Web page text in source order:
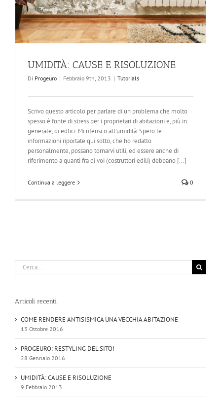
UMIDITÀ: CAUSE E RISOLUZIONE
Di Progeuro | Febbraio 9th, 2013 | Tutorials
Scrivo questo articolo per parlare di un problema che molto
spesso è fonte di stress per i proprietari di abitazioni e, più in
generale, di edfici. Mi riferisco all’umidità. Spero le
informazioni riportate qui sotto, che ho redatto
personalmente, possano tornarvi utili, ed essere anche di
riferimento a quanti fra di voi (costruttori edili) debbano [...]
Continua a leggere 0
Cerca
per:
Articoli recenti
COME RENDERE ANTISISMICA UNA VECCHIA ABITAZIONE
13 Ottobre 2016
PROGEURO: RESTYLING DEL SITO!
28 Gennaio 2016
UMIDITÀ: CAUSE E RISOLUZIONE
9 Febbraio 2013